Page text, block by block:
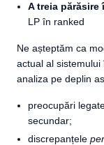
A treia părăsire
LP în ranked
Ne așteptăm ca
actual al
analiza pe deplin
preocupări
secundar;
discrepanțele